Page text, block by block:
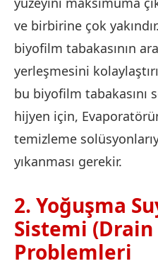
ve birbirine çok
biyofilm tabakasının
yerleşmesini
bu biyofilm tabakasını
hijyen için,
temizleme
yıkanması gerekir.
2. Yoğuşma
Sistemi (Drain
Problemleri